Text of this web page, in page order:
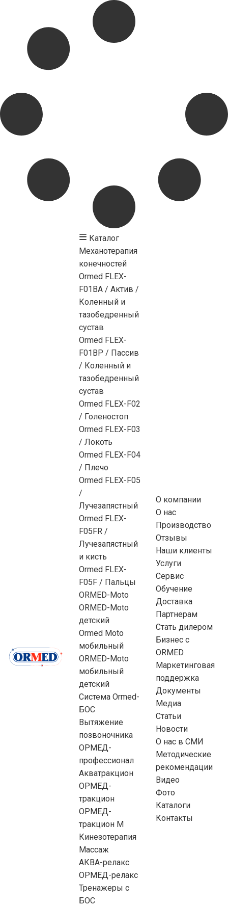
Каталог
Механотерапия
конечностей
Ormed FLEX-
F01BA / Актив /
Коленный и
тазобедренный
сустав
Ormed FLEX-
F01BP / Пассив
/ Коленный и
тазобедренный
сустав
Ormed FLEX-F02
/ Голеностоп
Ormed FLEX-F03
/ Локоть
Ormed FLEX-F04
/ Плечо
Ormed FLEX-F05
/
Лучезапястный
Ormed FLEX-
F05FR /
Лучезапястный
и кисть
Ormed FLEX-
F05F / Пальцы
ORMED-Moto
ORMED-Moto
детский
Ormed Moto
мобильный
ORMED-Moto
мобильный
детский
Система Ormed-
БОС
Вытяжение
позвоночника
ОРМЕД-
профессионал
Акватракцион
ОРМЕД-
тракцион
ОРМЕД-
тракцион М
Кинезотерапия
Массаж
АКВА-релакс
ОРМЕД-релакс
Тренажеры с
БОС
О компании
О нас
Производство
Отзывы
Наши клиенты
Услуги
Сервис
Обучение
Доставка
Партнерам
Стать дилером
Бизнес с
ORMED
Маркетинговая
поддержка
Документы
Медиа
Статьи
Новости
О нас в СМИ
Методические
рекомендации
Видео
Фото
Каталоги
Контакты